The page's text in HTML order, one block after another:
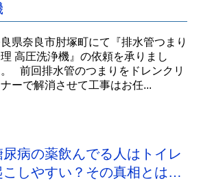
県奈良市肘塚町にて『排水管つまり
高圧洗浄機』の依頼を承りまし
前回排水管のつまりをドレンクリ
ーで解消させて工事はお任...
病の薬飲んでる人はトイレ
こしやすい？その真相とは…